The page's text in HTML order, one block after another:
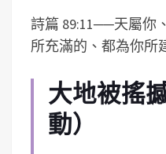
詩篇 89:11──天屬你
所充滿的、都為你所
大地被搖
動）